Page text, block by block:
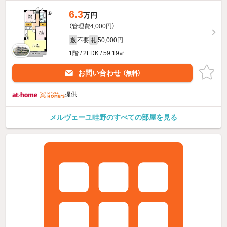
6.3万円
（管理費4,000円）
敷 不要 礼 50,000円
1階 / 2LDK / 59.19㎡
お問い合わせ （無料）
提供
メルヴェーユ畦野のすべての部屋を見る